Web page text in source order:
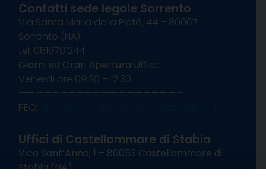
Contatti sede legale Sorrento
Via Santa Maria della Pietà, 44 – 80067
Sorrento (NA)
tel. 0818781244
Giorni ed Orari Apertura Uffici:
Venerdì ore 09:30 – 12:30
———————————————————–
PEC:
Uffici di Castellammare di Stabia
Vico Sant’Anna, 1 – 80053 Castellammare di
Stabia (NA)